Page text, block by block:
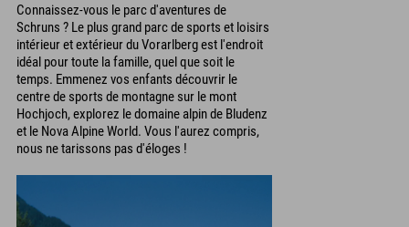
Connaissez-vous le parc d'aventures de
Schruns ? Le plus grand parc de sports et loisirs
intérieur et extérieur du Vorarlberg est l'endroit
idéal pour toute la famille, quel que soit le
temps. Emmenez vos enfants découvrir le
centre de sports de montagne sur le mont
Hochjoch, explorez le domaine alpin de Bludenz
et le Nova Alpine World. Vous l'aurez compris,
nous ne tarissons pas d'éloges !